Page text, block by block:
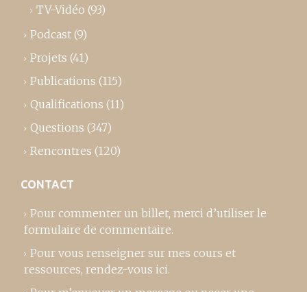
TV-Vidéo (93)
Podcast (9)
Projets (41)
Publications (115)
Qualifications (11)
Questions (347)
Rencontres (120)
CONTACT
Pour commenter un billet, merci d’utiliser le
formulaire de commentaire.
Pour vous renseigner sur mes cours et
ressources, rendez-vous ici.